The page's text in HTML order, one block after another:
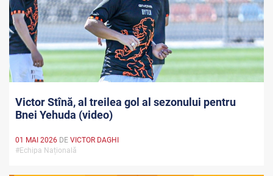
Victor Stînă, al treilea gol al sezonului pentru
Bnei Yehuda (video)
01 MAI 2026 DE VICTOR DAGHI
#Echipa Națională